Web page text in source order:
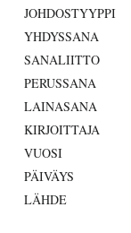
JOHDOSTYYPPI
YHDYSSANA
SANALIITTO
PERUSSANA
LAINASANA
KIRJOITTAJA
VUOSI
PÄIVÄYS
LÄHDE